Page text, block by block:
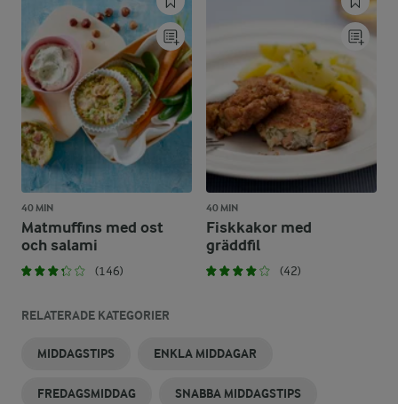
40 MIN
Matmuffins med ost
och salami
(146)
40 MIN
Fiskkakor med
gräddfil
(42)
RELATERADE KATEGORIER
MIDDAGSTIPS ENKLA MIDDAGAR
FREDAGSMIDDAG SNABBA MIDDAGSTIPS